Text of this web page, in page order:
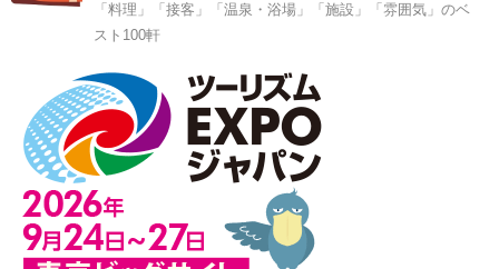
「料理」「接客」「温泉・浴場」「施設」「雰囲気」のベ
スト100軒